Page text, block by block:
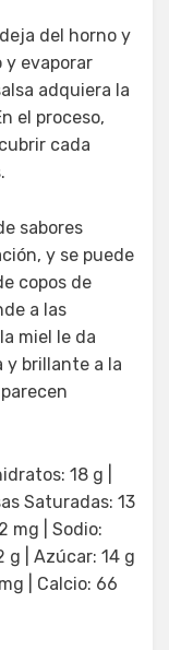
del horno y
y evaporar
adquiera la
el proceso,
cada
sabores
y se puede
copos de
a las
miel le da
y brillante a la
18 g |
Saturadas: 13
mg | Sodio:
g | Azúcar: 14 g
| Calcio: 66